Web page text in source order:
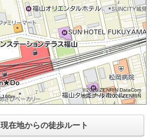
100m
©2026 ZENRIN DataCom
地図データ©2026 ZENRIN
現在地からの徒歩ルート